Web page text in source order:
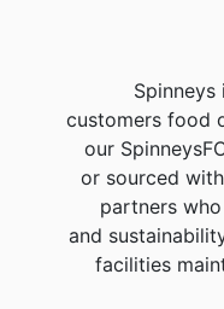
customers food
our
or sourced
partners
and
facilities